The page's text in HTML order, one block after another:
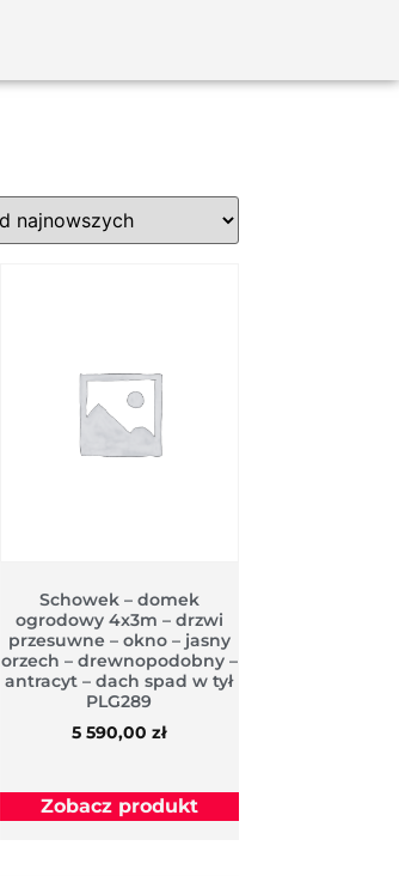
Schowek – domek
ogrodowy 4x3m – drzwi
przesuwne – okno – jasny
orzech – drewnopodobny –
antracyt – dach spad w tył
PLG289
5 590,00zł
Zobacz produkt